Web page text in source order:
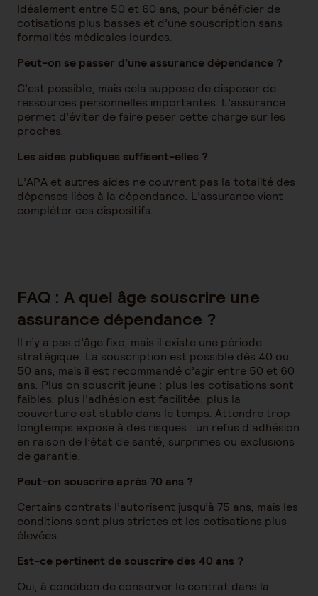
Idéalement entre 50 et 60 ans, pour bénéficier de
cotisations plus basses et d’une souscription sans
formalités médicales lourdes.
Peut-on se passer d’une assurance dépendance ?
C’est possible, mais cela suppose de disposer de
ressources personnelles importantes. L’assurance
permet d’éviter de faire peser cette charge sur les
proches.
Les aides publiques suffisent-elles ?
L’APA et autres aides ne couvrent pas la totalité des
dépenses liées à la dépendance. L’assurance vient
compléter ces dispositifs.
FAQ : A quel âge souscrire une
assurance dépendance ?
Il n’y a pas d’âge fixe, mais il existe une période
stratégique. La souscription est possible dès 40 ou
50 ans, mais il est recommandé d’agir entre 50 et 60
ans. Plus on souscrit jeune : plus les cotisations sont
faibles, plus l’adhésion est facilitée, plus la
couverture est stable dans le temps. Attendre trop
longtemps expose à des risques : un refus d’adhésion
en raison de l’état de santé, surprimes ou exclusions
de garantie.
Peut-on souscrire après 70 ans ?
Certains contrats l’autorisent jusqu’à 75 ans, mais les
conditions sont plus strictes et les cotisations plus
élevées.
Est-ce pertinent de souscrire dès 40 ans ?
Oui, à condition de conserver le contrat dans la